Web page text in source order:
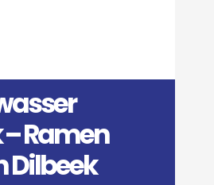
Ramen
Dilbeek